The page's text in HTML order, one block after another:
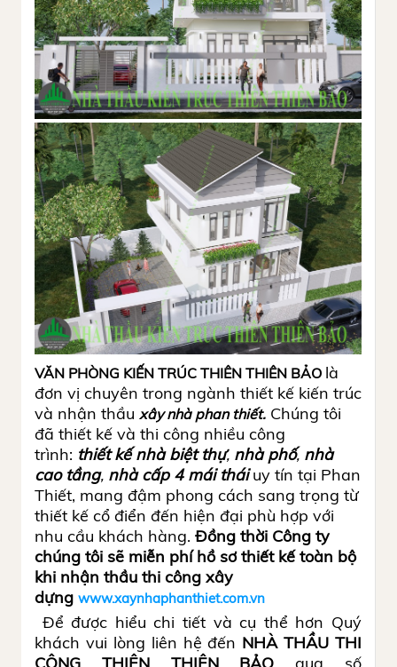
VĂN PHÒNG KIẾN TRÚC THIÊN THIÊN BẢO là
đơn vị chuyên trong ngành thiết kế kiến trúc
và nhận thầu xây nhà phan thiết. Chúng tôi
đã thiết kế và thi công nhiều công
trình: thiết kế nhà biệt thự, nhà phố, nhà
cao tầng, nhà cấp 4 mái tháiuy tín tại Phan
Thiết, mang đậm phong cách sang trọng từ
thiết kế cổ điển đến hiện đại phù hợp với
nhu cầu khách hàng. Đồng thời Công ty
chúng tôi sẽ miễn phí hồ sơ thiết kế toàn bộ
khi nhận thầu thi công xây
dựng www.xaynhaphanthiet.com.vn
Để được hiểu chi tiết và cụ thể hơn Quý
khách vui lòng liên hệ đến NHÀ THẦU THI
CÔNG THIÊN THIÊN BẢO qua số